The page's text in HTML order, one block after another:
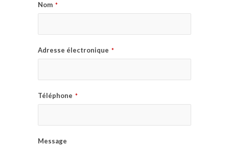
Nom *
Adresse électronique *
Téléphone *
Message